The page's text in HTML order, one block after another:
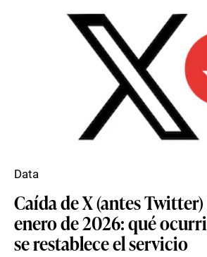
Caída de X (antes
enero de 2026: qué
se restablece el servicio
Data